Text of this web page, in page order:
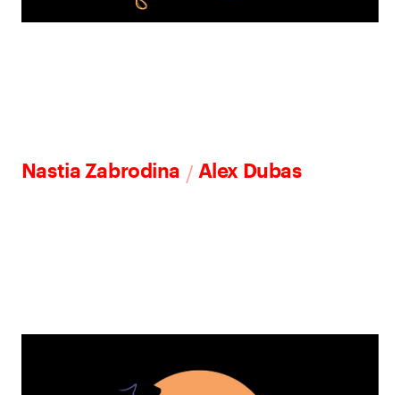
Nastia Zabrodina / Alex Dubas